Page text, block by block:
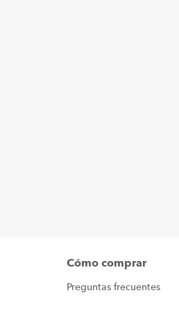
Cómo comprar
Preguntas frecuentes